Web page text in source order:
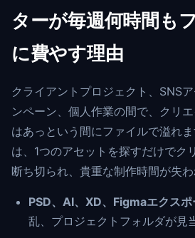
ターが毎週何時間も
に費やす理由
クライアントプロジェクト、SNS
ンペーン、個人作業の間で、クリ
はあっという間にファイルで溢れ
は、1つのアセットを探すだけでク
断ち切られ、貴重な制作時間が失わ
PSD、AI、XD、Figmaエクスポ
乱、プロジェクトフォルダが見